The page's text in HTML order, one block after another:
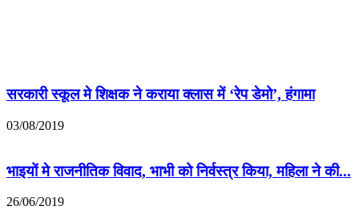
सरकारी स्कूल मे शिक्षक ने कराया क्लास में ‘रेप डेमो’, हंगामा
03/08/2019
भाइयों मे राजनीतिक विवाद, भाभी को निर्वस्त्र किया, महिला ने की...
26/06/2019